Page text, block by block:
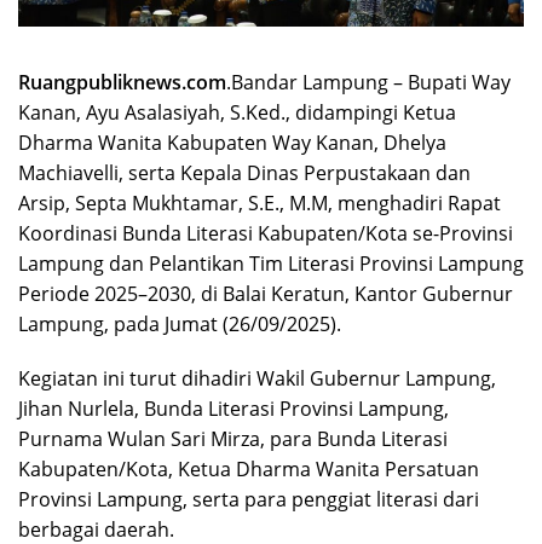
Ruangpubliknews.com.Bandar Lampung – Bupati Way
Kanan, Ayu Asalasiyah, S.Ked., didampingi Ketua
Dharma Wanita Kabupaten Way Kanan, Dhelya
Machiavelli, serta Kepala Dinas Perpustakaan dan
Arsip, Septa Mukhtamar, S.E., M.M, menghadiri Rapat
Koordinasi Bunda Literasi Kabupaten/Kota se-Provinsi
Lampung dan Pelantikan Tim Literasi Provinsi Lampung
Periode 2025–2030, di Balai Keratun, Kantor Gubernur
Lampung, pada Jumat (26/09/2025).
Kegiatan ini turut dihadiri Wakil Gubernur Lampung,
Jihan Nurlela, Bunda Literasi Provinsi Lampung,
Purnama Wulan Sari Mirza, para Bunda Literasi
Kabupaten/Kota, Ketua Dharma Wanita Persatuan
Provinsi Lampung, serta para penggiat literasi dari
berbagai daerah.